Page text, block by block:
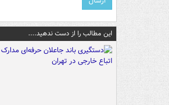
این مطالب را از دست ندهید....